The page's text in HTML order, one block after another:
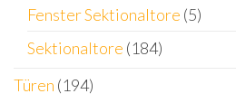
Fenster Sektionaltore (5)
Sektionaltore (184)
Türen (194)